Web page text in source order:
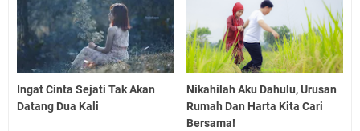
Ingat Cinta Sejati Tak Akan
Datang Dua Kali
Nikahilah Aku Dahulu, Urusan
Rumah Dan Harta Kita Cari
Bersama!